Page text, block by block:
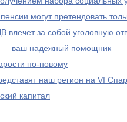
могут претендовать
влечет за собой уголовную
— ваш надежный помощник
по-новому
наш регион на VI
капитал